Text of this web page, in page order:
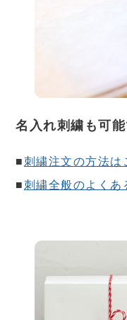
名入れ刺繍も可
■刺繍注文の方法は
■刺繍全般のよくあ